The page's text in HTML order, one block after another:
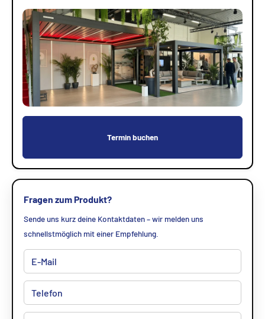
Termin buchen
Fragen zum Produkt?
Sende uns kurz deine Kontaktdaten – wir melden uns
schnellstmöglich mit einer Empfehlung.